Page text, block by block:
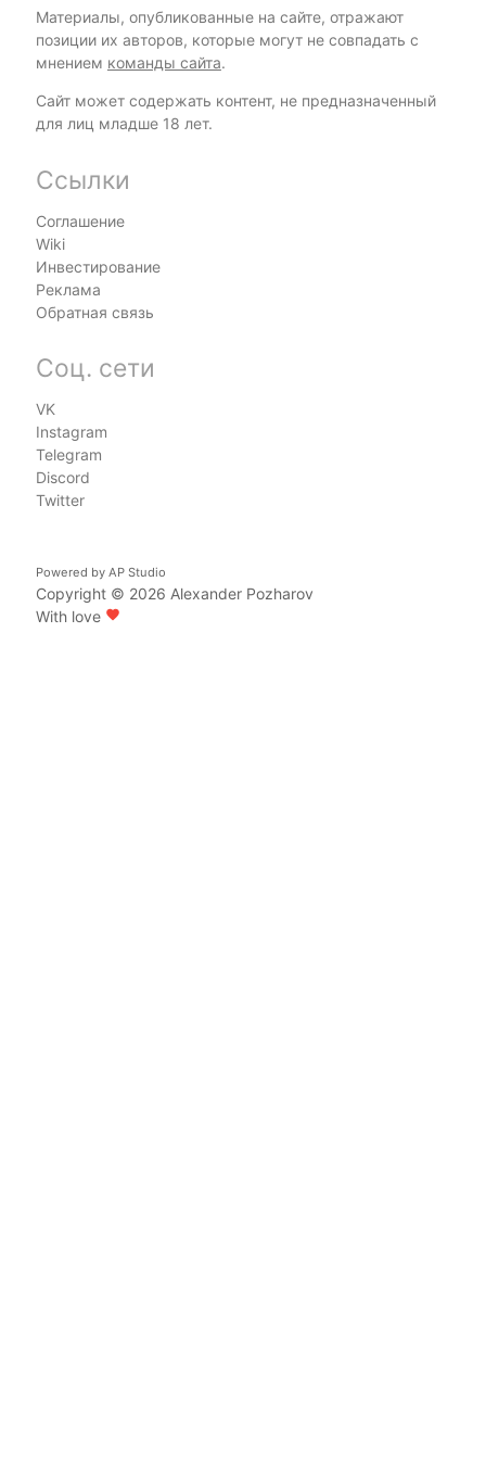
Материалы, опубликованные на сайте, отражают
позиции их авторов, которые могут не совпадать с
мнением команды сайта.
Сайт может содержать контент, не предназначенный
для лиц младше 18 лет.
Ссылки
Соглашение
Wiki
Инвестирование
Реклама
Обратная связь
Соц. сети
VK
Instagram
Telegram
Discord
Twitter
Powered by AP Studio
Copyright © 2026 Alexander Pozharov
With love favorite